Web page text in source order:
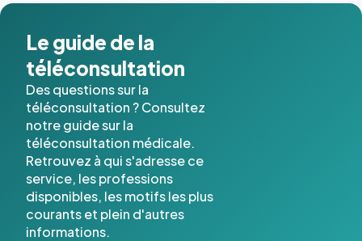
Le guide de la
téléconsultation
Des questions sur la
téléconsultation ? Consultez
notre guide sur la
téléconsultation médicale.
Retrouvez à qui s'adresse ce
service, les professions
disponibles, les motifs les plus
courants et plein d'autres
informations.